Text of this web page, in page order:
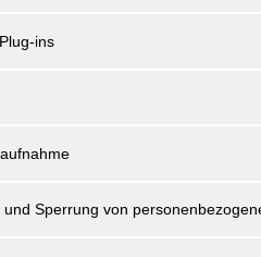
ins
Sperrung von